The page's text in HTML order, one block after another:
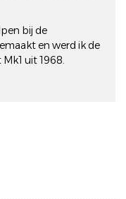
bij de
en werd ik de
uit 1968.